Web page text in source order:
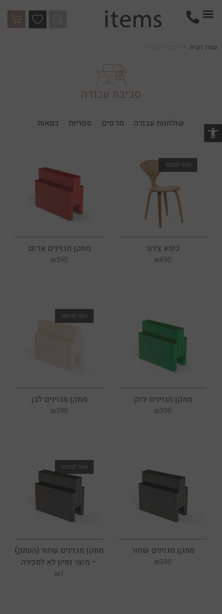
עמוד הבית
סביבת עבודה
שולחנות עבודה מדפים ספריות כסאות
כיסא צ׳רנר
₪890
מתקן מגזינים אדום
₪390
מתקן מגזינים ירוק
₪390
מתקן מגזינים לבן
₪390
מתקן מגזינים שחור
₪390
מתקן מגזינים שחור (העתק)
– מוצר נסיון לא למכירה
₪1